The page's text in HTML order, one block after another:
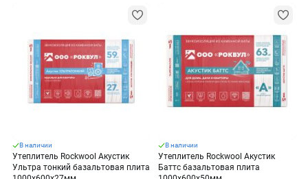
В наличии
Утеплитель Rockwool Акустик
Ультра тонкий базальтовая плита
В наличии
Утеплитель Rockwool Акустик
Баттс базальтовая плита